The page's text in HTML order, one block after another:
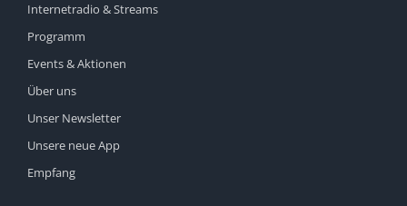
Internetradio & Streams
Programm
Events & Aktionen
Über uns
Unser Newsletter
Unsere neue App
Empfang